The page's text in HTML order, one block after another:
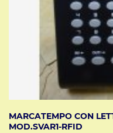
Acquista direttamente
spedito il giorno
pronta consegna e
conveniente. Da oltre
con professionalità,
marcatempo con
Mestre ad un prezzo
MARCATEMPO CON
MOD.SVAR1-RFID